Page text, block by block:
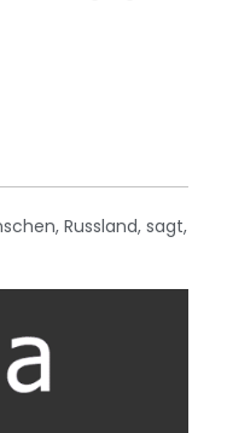
, Russland, sagt,